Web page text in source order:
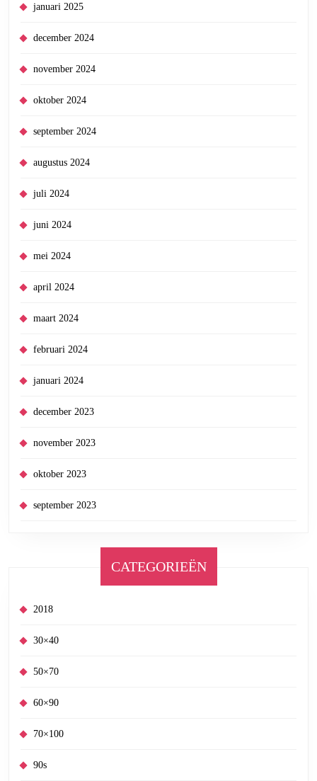
januari 2025
december 2024
november 2024
oktober 2024
september 2024
augustus 2024
juli 2024
juni 2024
mei 2024
april 2024
maart 2024
februari 2024
januari 2024
december 2023
november 2023
oktober 2023
september 2023
CATEGORIEËN
2018
30×40
50×70
60×90
70×100
90s